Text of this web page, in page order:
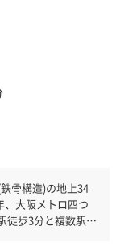
骨構造)の地上34
徒歩3分と複数駅利